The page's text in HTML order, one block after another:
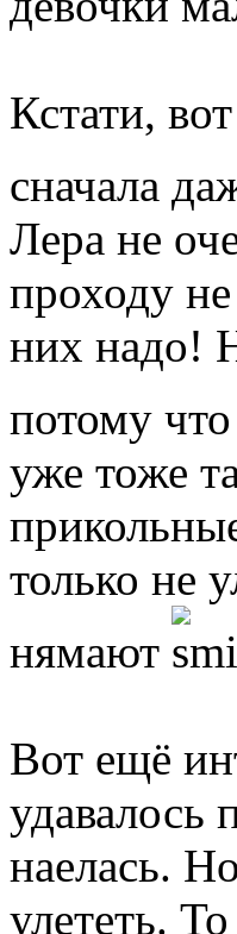
Кстати,
сначала
Лера не
проходу
них надо!
потому
уже тоже
только не
нямают
Вот ещё
удавалось
наелась.
улететь.